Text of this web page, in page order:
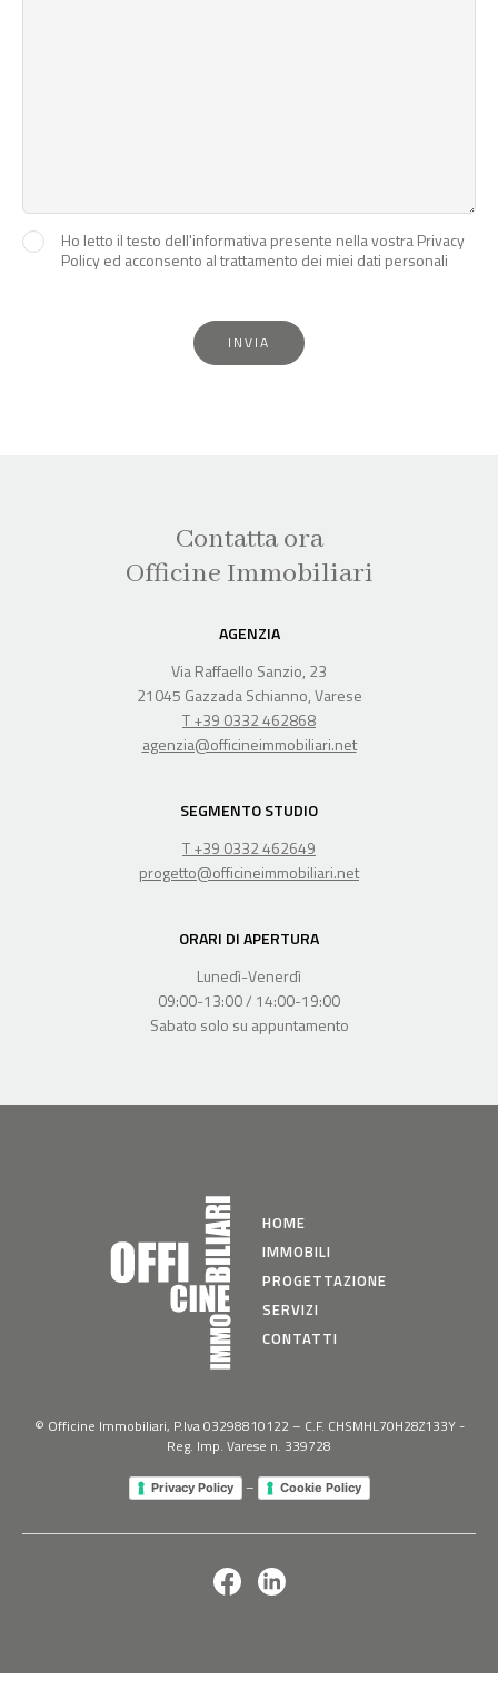
Ho letto il testo dell'informativa presente nella vostra Privacy
Policy ed acconsento al trattamento dei miei dati personali
INVIA
Contatta ora
Officine Immobiliari
AGENZIA
Via Raffaello Sanzio, 23
21045 Gazzada Schianno, Varese
T +39 0332 462868
agenzia@officineimmobiliari.net
SEGMENTO STUDIO
T +39 0332 462649
progetto@officineimmobiliari.net
ORARI DI APERTURA
Lunedì-Venerdì
09:00-13:00 / 14:00-19:00
Sabato solo su appuntamento
HOME
IMMOBILI
PROGETTAZIONE
SERVIZI
CONTATTI
© Officine Immobiliari, P.Iva 03298810122 – C.F. CHSMHL70H28Z133Y -
Reg. Imp. Varese n. 339728
Privacy Policy – Cookie Policy